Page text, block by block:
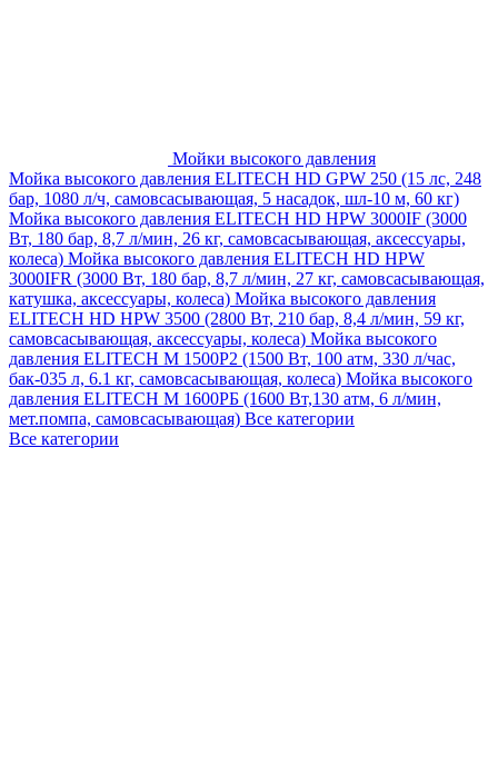
Мойки высокого давления
Мойка высокого давления ELITECH HD GPW 250 (15 лс, 248
бар, 1080 л/ч, самовсасывающая, 5 насадок, шл-10 м, 60 кг)
Мойка высокого давления ELITECH HD HPW 3000IF (3000
Вт, 180 бар, 8,7 л/мин, 26 кг, самовсасывающая, аксессуары,
колеса) Мойка высокого давления ELITECH HD HPW
3000IFR (3000 Вт, 180 бар, 8,7 л/мин, 27 кг, самовсасывающая,
катушка, аксессуары, колеса) Мойка высокого давления
ELITECH HD HPW 3500 (2800 Вт, 210 бар, 8,4 л/мин, 59 кг,
самовсасывающая, аксессуары, колеса) Мойка высокого
давления ELITECH M 1500P2 (1500 Вт, 100 атм, 330 л/час,
бак-035 л, 6.1 кг, самовсасывающая, колеса) Мойка высокого
давления ELITECH М 1600РБ (1600 Вт,130 атм, 6 л/мин,
мет.помпа, самовсасывающая) Все категории
Все категории